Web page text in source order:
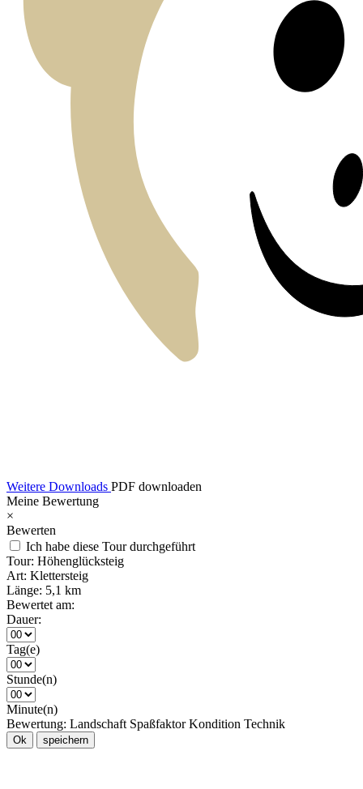
Weitere Downloads PDF downloaden
Meine Bewertung
×
Bewerten
Ich habe diese Tour durchgeführt
Tour: Höhenglücksteig
Art: Klettersteig
Länge: 5,1 km
Bewertet am:
Dauer:
Tag(e)
Stunde(n)
Minute(n)
Bewertung: Landschaft Spaßfaktor Kondition Technik
Ok speichern